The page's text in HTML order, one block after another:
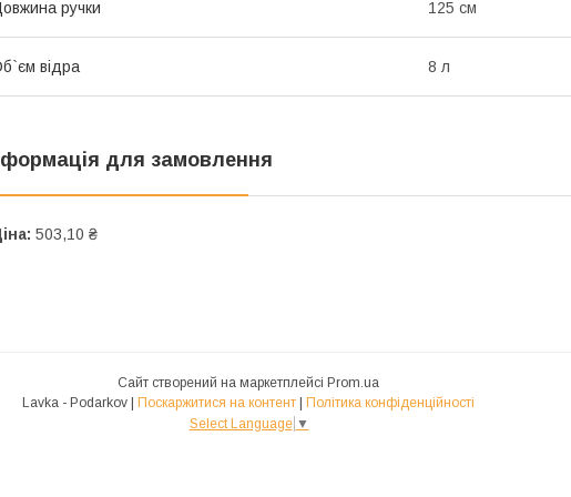
ручки 125 см
відра 8 л
для замовлення
503,10 ₴
Сайт створений на маркетплейсі Prom.ua
Lavka - Podarkov | Поскаржитися на контент | Політика конфіденційності
Select Language ▼